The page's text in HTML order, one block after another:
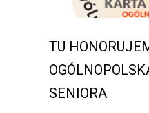
TU
SENIORA